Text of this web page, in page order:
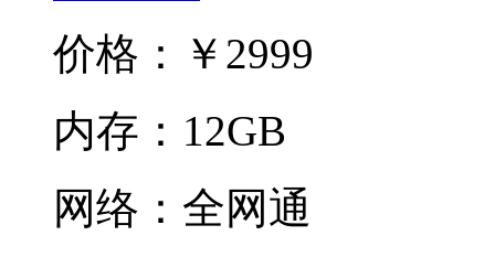
价格：
￥2999
内存： 12GB
网络： 全网通